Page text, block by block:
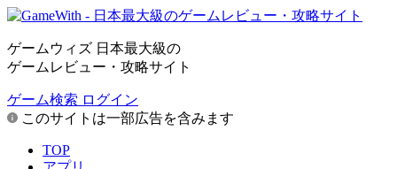
ゲームウィズ 日本最大級の
ゲームレビュー・攻略サイト
ゲーム検索 ログイン
このサイトは一部広告を含みます
TOP